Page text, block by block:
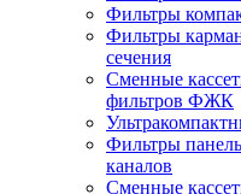
Фильтры
Фильтры
сечения
Сменные
фильтров ФЖК
Фильтры
каналов
Сменные